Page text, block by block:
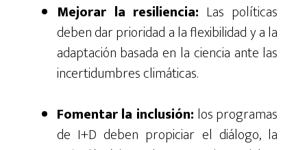
Mejorar la resiliencia: Las políticas
deben dar prioridad a la flexibilidad y a la
adaptación basada en la ciencia ante las
incertidumbres climáticas.
Fomentar la inclusión: los programas
de I+D deben propiciar el diálogo, la